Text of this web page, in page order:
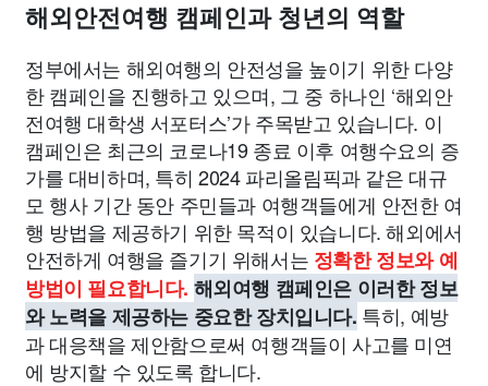
부동산 외국어 교육 교통 생활 기타
해외안전여행 캠페인과 청년의 역할
정부에서는 해외여행의 안전성을 높이기 위한 다양
한 캠페인을 진행하고 있으며, 그 중 하나인 ‘해외안
전여행 대학생 서포터스’가 주목받고 있습니다. 이
캠페인은 최근의 코로나19 종료 이후 여행수요의 증
가를 대비하며, 특히 2024 파리올림픽과 같은 대규
모 행사 기간 동안 주민들과 여행객들에게 안전한 여
행 방법을 제공하기 위한 목적이 있습니다. 해외에서
안전하게 여행을 즐기기 위해서는 정확한 정보와 예
방법이 필요합니다. 해외여행 캠페인은 이러한 정보
와 노력을 제공하는 중요한 장치입니다. 특히, 예방
과 대응책을 제안함으로써 여행객들이 사고를 미연
에 방지할 수 있도록 합니다.